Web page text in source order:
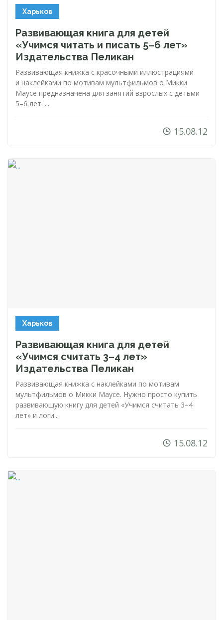
Харьков
Развивающая книга для детей
«Учимся читать и писать 5–6 лет»
Издательства Пеликан
Развивающая книжка с красочными иллюстрациями
и наклейками по мотивам мультфильмов о Микки
Маусе предназначена для занятий взрослых с детьми
5–6 лет. ...
15.08.12
Харьков
Развивающая книга для детей
«Учимся считать 3–4 лет»
Издательства Пеликан
Развивающая книжка с наклейками по мотивам
мультфильмов о Микки Маусе. Нужно просто купить
развивающую книгу для детей «Учимся считать 3–4
лет» и логи...
15.08.12